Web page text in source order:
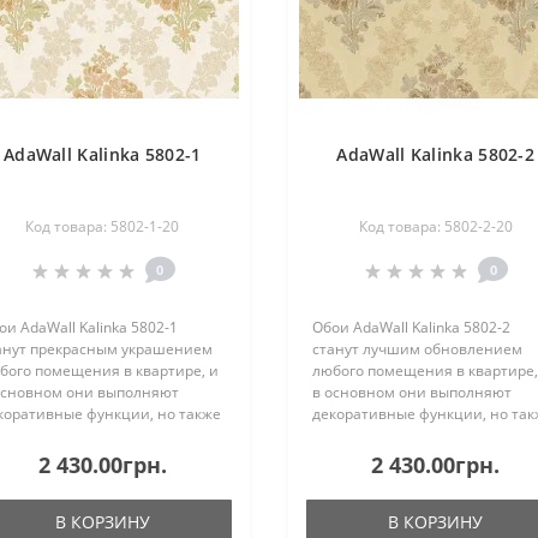
AdaWall Kalinka 5802-1
Код товара: 5802-1-20
0
AdaWall Kalinka 5802-1
прекрасным украшением
помещения в квартире, и
они выполняют
функции, но также
не забывайте об
так как, покрывается вся
от потолка ..
2 430.00грн.
В КОРЗИНУ
AdaWall Kalinka 5802-2
Код товара: 5802-2-20
0
Обои AdaWall Kalinka 5802-2
станут лучшим обновлением
любого помещения в
в основном они выполняют
декоративные функции, но
помещения, не забывайте об
этом, так как, покрывается вся
стена от потолка до ..
2 430.00грн.
В КОРЗИНУ